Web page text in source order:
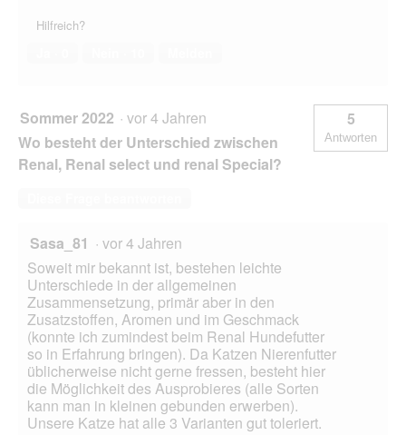
Hilfreich?
Sommer 2022 · vor 4 Jahren
Wo besteht der Unterschied zwischen
Renal, Renal select und renal Special?
5
Antworten
Sasa_81 · vor 4 Jahren
Soweit mir bekannt ist, bestehen leichte
Unterschiede in der allgemeinen
Zusammensetzung, primär aber in den
Zusatzstoffen, Aromen und im Geschmack
(konnte ich zumindest beim Renal Hundefutter
so in Erfahrung bringen). Da Katzen Nierenfutter
üblicherweise nicht gerne fressen, besteht hier
die Möglichkeit des Ausprobieres (alle Sorten
kann man in kleinen gebunden erwerben).
Unsere Katze hat alle 3 Varianten gut toleriert.